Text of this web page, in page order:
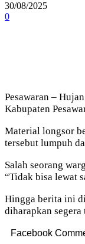
30/08/2025
0
Pesawaran –
Kabupaten
Material longsor
tersebut lumpuh
Salah seorang
“Tidak bisa lewat
Hingga berita ini
diharapkan
Facebook